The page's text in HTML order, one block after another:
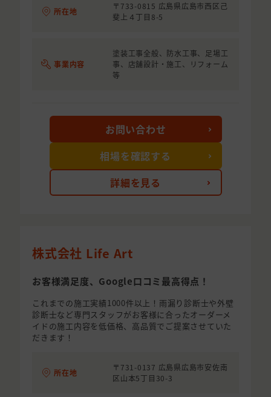
所在地
〒733-0815 広島県広島市西区己
斐上４丁目8-5
事業内容
塗装工事全般、防水工事、足場工
事、店舗設計・施工、リフォーム
等
詳細を見る
お問い合わせ
相場を確認する
株式会社 Life Art
お客様満足度、Google口コミ最高得点！
これまでの施工実績1000件以上！雨漏り診断士や外壁
診断士など専門スタッフがお客様に合ったオーダーメ
イドの施工内容を低価格、高品質でご提案させていた
だきます！
所在地
〒731-0137 広島県広島市安佐南
区山本5丁目30-3